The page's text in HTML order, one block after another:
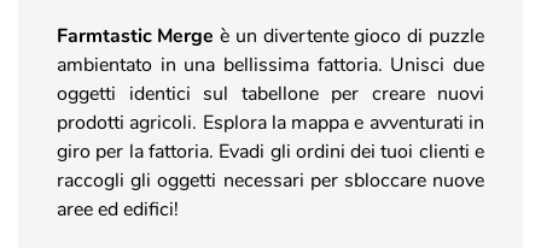
Farmtastic Merge è un divertente gioco di puzzle
ambientato in una bellissima fattoria. Unisci due
oggetti identici sul tabellone per creare nuovi
prodotti agricoli. Esplora la mappa e avventurati in
giro per la fattoria. Evadi gli ordini dei tuoi clienti e
raccogli gli oggetti necessari per sbloccare nuove
aree ed edifici!